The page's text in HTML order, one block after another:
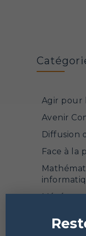
Agir pour
Avenir
Diffusion
Face à la
Mécénat
Portrait